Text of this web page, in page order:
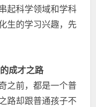
起科学领域和学科
生的学习兴趣，先
成才之路
之前，都是一个普
路却跟普通孩子不